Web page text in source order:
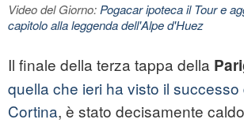
Video del Giorno:Pogacar ipoteca il Tour e
capitolo alla leggenda dell'Alpe d'Huez
Il finale della terza tappa della
quella che ieri ha visto il
Cortina, è stato decisamente